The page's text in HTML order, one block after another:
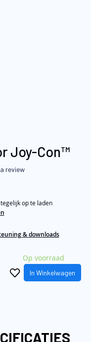
Joy-Con™
review
op te laden
& downloads
Op voorraad
In Winkelwagen